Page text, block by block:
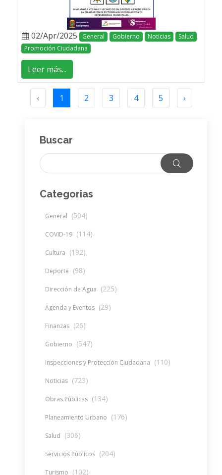
02/Apr/2025 General Gobierno Noticias
Salud
Promoción Ciudadana
Leer más...
‹ 1 2 3 4 5 ›
Buscar
Categorias
General (504)
COVID-19 (114)
Cultura (192)
Deporte (98)
Dirección de Agua (225)
Agenda y Eventos (29)
Finanzas (26)
Gobierno (547)
Inspecciones y Protección Ciudadana (110)
Noticias (723)
Obras Públicas (134)
Planeamiento Urbano (176)
Salud (306)
Servicios Públicos (204)
Turismo (102)